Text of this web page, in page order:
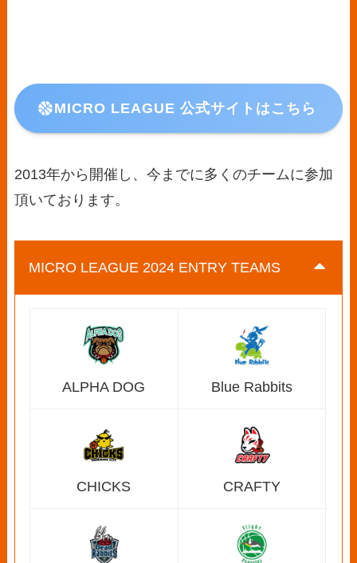
MICRO LEAGUE 公式サイトはこちら
2013年から開催し、今までに多くのチームに参加
頂いております。
MICRO LEAGUE 2024 ENTRY TEAMS
ALPHA DOG Blue Rabbits
CHICKS CRAFTY